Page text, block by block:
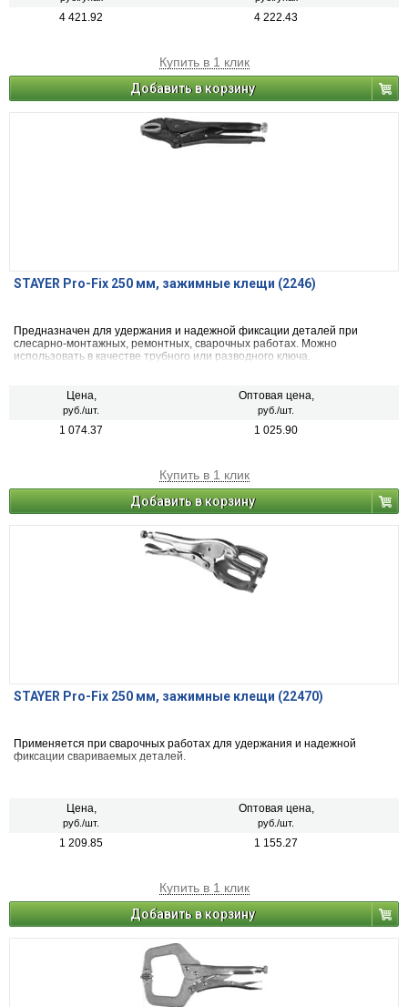
4 421.92 4 222.43
Купить в 1 клик
Добавить в корзину
STAYER Pro-Fix 250 мм, зажимные клещи (2246)
Предназначен для удержания и надежной фиксации деталей при
слесарно-монтажных, ремонтных, сварочных работах. Можно
использовать в качестве трубного или разводного ключа.
Цена,
руб./шт.
Оптовая цена,
руб./шт.
1 074.37 1 025.90
Купить в 1 клик
Добавить в корзину
STAYER Pro-Fix 250 мм, зажимные клещи (22470)
Применяется при сварочных работах для удержания и надежной
фиксации свариваемых деталей.
Цена,
руб./шт.
Оптовая цена,
руб./шт.
1 209.85 1 155.27
Купить в 1 клик
Добавить в корзину